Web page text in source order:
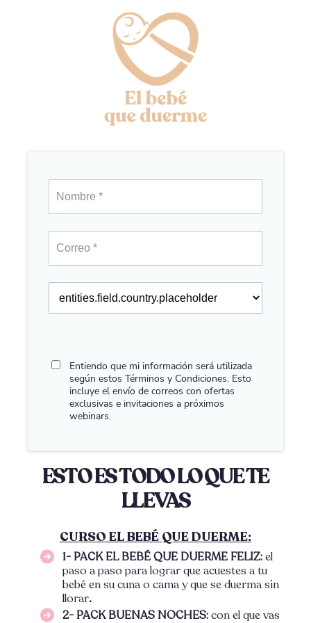
Entiendo que mi información será utilizada
según estos Términos y Condiciones. Esto
incluye el envío de correos con ofertas
exclusivas e invitaciones a próximos
webinars.
ESTO ES TODO LO QUE TE
LLEVAS
CURSO EL BEBÉ QUE DUERME:
1- PACK EL BEBÉ QUE DUERME FELIZ:el
paso a paso para lograr que acuestes a tu
bebé en su cuna o cama y que se duerma sin
llorar.
2- PACK BUENAS NOCHES:con el que vas